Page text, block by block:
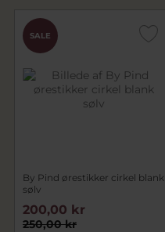
SALE
By Pind ørestikker cirkel blank
sølv
250,00 kr
200,00 kr